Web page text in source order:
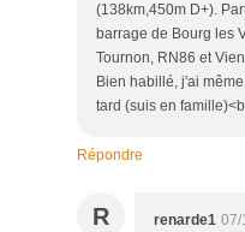
(138km,450m D+).
barrage de Bourg les
Tournon, RN86 et
Bien habillé, j'ai
tard (suis en
Répondre
R renarde1 07/